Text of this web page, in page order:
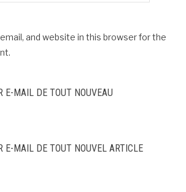
and website in this browser for the
E-MAIL DE TOUT NOUVEAU
E-MAIL DE TOUT NOUVEL ARTICLE